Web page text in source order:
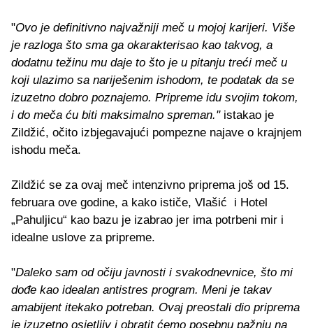
"Ovo je definitivno najvažniji meč u mojoj karijeri. Više
je razloga što sma ga okarakterisao kao takvog, a
dodatnu težinu mu daje to što je u pitanju treći meč u
koji ulazimo sa nariješenim ishodom, te podatak da se
izuzetno dobro poznajemo. Pripreme idu svojim tokom,
i do meča ću biti maksimalno spreman."istakao je
Zildžić, očito izbjegavajući pompezne najave o krajnjem
ishodu meča.
Zildžić se za ovaj meč intenzivno priprema još od 15.
februara ove godine, a kako ističe, Vlašić i Hotel
„Pahuljicu“ kao bazu je izabrao jer ima potrbeni mir i
idealne uslove za pripreme.
"Daleko sam od očiju javnosti i svakodnevnice, što mi
dođe kao idealan antistres program. Meni je takav
amabijent itekako potreban. Ovaj preostali dio priprema
je izuzetno osjetljiv i obratit ćemo posebnu pažnju na